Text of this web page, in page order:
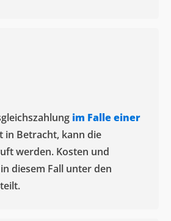
im Falle einer
in Betracht, kann die
werden. Kosten und
diesem Fall unter den